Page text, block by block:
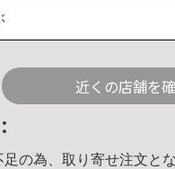
近くの店舗を
足の為、取り寄せ注文とな